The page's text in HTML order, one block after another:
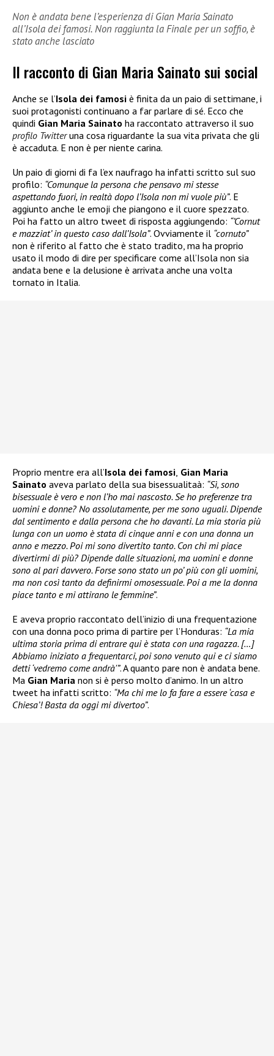
Non è andata bene l’esperienza di Gian Maria Sainato
all’Isola dei famosi. Non raggiunta la Finale per un soffio, è
stato anche lasciato
Il racconto di Gian Maria Sainato sui social
Anche se l’Isola dei famosi è finita da un paio di settimane, i
suoi protagonisti continuano a far parlare di sé. Ecco che
quindi Gian Maria Sainato ha raccontato attraverso il suo
profilo Twitteruna cosa riguardante la sua vita privata che gli
è accaduta. E non è per niente carina.
Un paio di giorni di fa l’ex naufrago ha infatti scritto sul suo
profilo: “Comunque la persona che pensavo mi stesse
aspettando fuori, in realtà dopo l’Isola non mi vuole più”. E
aggiunto anche le emoji che piangono e il cuore spezzato.
Poi ha fatto un altro tweet di risposta aggiungendo: “’Cornut
e mazziat’ in questo caso dall’Isola”. Ovviamente il “cornuto”
non è riferito al fatto che è stato tradito, ma ha proprio
usato il modo di dire per specificare come all’Isola non sia
andata bene e la delusione è arrivata anche una volta
tornato in Italia.
Proprio mentre era all’Isola dei famosi, Gian Maria
Sainato aveva parlato della sua bisessualitaà: “Sì, sono
bisessuale è vero e non l’ho mai nascosto. Se ho preferenze tra
uomini e donne? No assolutamente, per me sono uguali. Dipende
dal sentimento e dalla persona che ho davanti. La mia storia più
lunga con un uomo è stata di cinque anni e con una donna un
anno e mezzo. Poi mi sono divertito tanto. Con chi mi piace
divertirmi di più? Dipende dalle situazioni, ma uomini e donne
sono al pari davvero. Forse sono stato un po’ più con gli uomini,
ma non così tanto da definirmi omosessuale. Poi a me la donna
piace tanto e mi attirano le femmine”.
E aveva proprio raccontato dell’inizio di una frequentazione
con una donna poco prima di partire per l’Honduras: “La mia
ultima storia prima di entrare qui è stata con una ragazza. […]
Abbiamo iniziato a frequentarci, poi sono venuto qui e ci siamo
detti ‘vedremo come andrà'”. A quanto pare non è andata bene.
Ma Gian Maria non si è perso molto d’animo. In un altro
tweet ha infatti scritto: “Ma chi me lo fa fare a essere ‘casa e
Chiesa’! Basta da oggi mi divertoo”.